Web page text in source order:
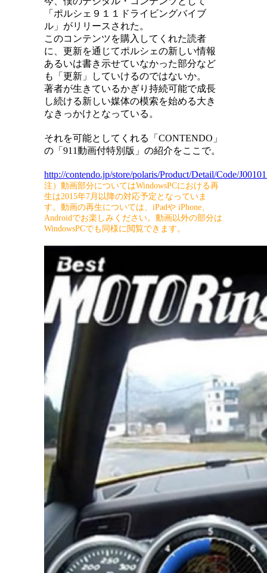
「ポルシェ９１１ドライビングバイブ
ル」がリリースされた。
このコンテンツを購入してくれた読者
に、更新を通じてポルシェの新しい情報
あるいは書き示せていなかった部分など
も「更新」していけるのではないか。
著者が生きているかぎり持続可能で成長
し続ける新しい媒体の模索を始める大き
なきっかけとなっている。
それを可能としてくれる「CONTENDO」
の「911動画付特別版」の紹介をここで。
http://contendo.jp/store/polaris/Product/Detail/Code/
注）動画部分についてはWindowsPCにおける再
生は2015年7月以降の対応予定となっていま
す。動画の再生については、iPadや iPhone、
Androidでお楽しみください。動画以外の部分は
WindowsPCでも同様に閲覧できます。